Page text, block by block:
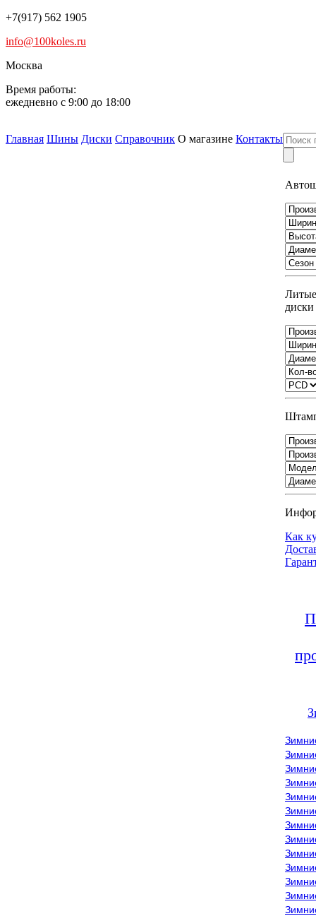
+7(917) 562 1905
info@100koles.ru
Москва
Время работы:
ежедневно с 9:00 до 18:00
Главная Шины Диски Справочник О магазине Контакты
Литые
диски
Как